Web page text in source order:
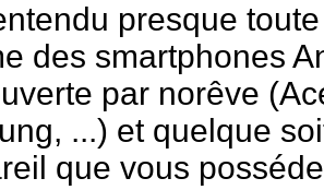
presque
des smartphones
par norêve
...) et quelque
que vous